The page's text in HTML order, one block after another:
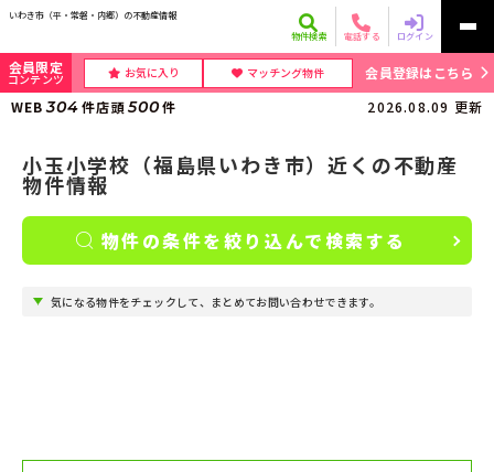
いわき市（平・常磐・内郷）の不動産情報
物件検索
電話する ログイン
会員限定
コンテンツ お気に入り マッチング物件
会員登録はこちら
WEB 304件店頭500件 2026.08.09 更新
小玉小学校（福島県いわき市）近くの不動産
物件情報
物件の条件を絞り込んで検索する
気になる物件をチェックして、まとめてお問い合わせできます。